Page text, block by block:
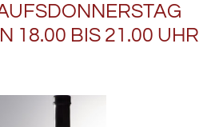
18.00 BIS 21.00 UHR